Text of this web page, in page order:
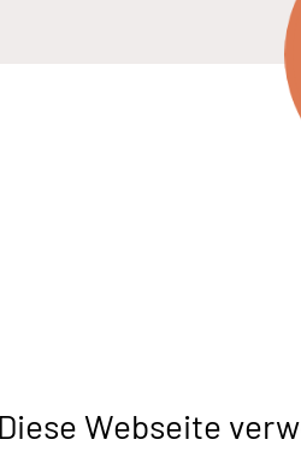
Diese Webseite